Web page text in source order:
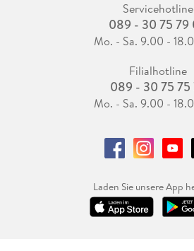
Servicehotline
089 - 30 75 79
Mo. - Sa. 9.00 -
Filialhotline
089 - 30 75 75
Mo. - Sa. 9.00 -
Laden Sie unsere App